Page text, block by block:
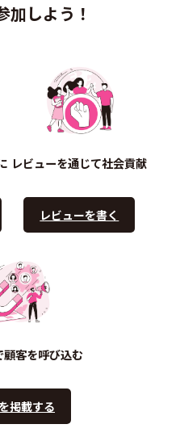
しよう！
レビューを通じて社会貢献
レビューを書く
顧客を呼び込む
掲載する